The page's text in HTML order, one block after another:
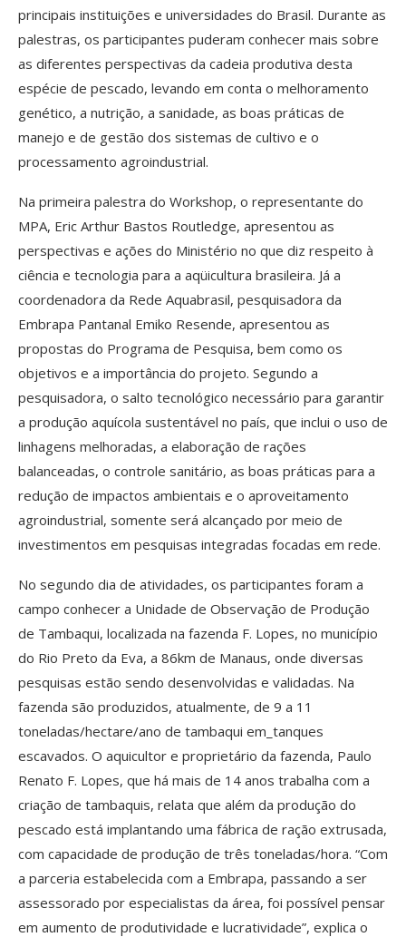
principais instituições e universidades do Brasil. Durante as
palestras, os participantes puderam conhecer mais sobre
as diferentes perspectivas da cadeia produtiva desta
espécie de pescado, levando em conta o melhoramento
genético, a nutrição, a sanidade, as boas práticas de
manejo e de gestão dos sistemas de cultivo e o
processamento agroindustrial.
Na primeira palestra do Workshop, o representante do
MPA, Eric Arthur Bastos Routledge, apresentou as
perspectivas e ações do Ministério no que diz respeito à
ciência e tecnologia para a aqüicultura brasileira. Já a
coordenadora da Rede Aquabrasil, pesquisadora da
Embrapa Pantanal Emiko Resende, apresentou as
propostas do Programa de Pesquisa, bem como os
objetivos e a importância do projeto. Segundo a
pesquisadora, o salto tecnológico necessário para garantir
a produção aquícola sustentável no país, que inclui o uso de
linhagens melhoradas, a elaboração de rações
balanceadas, o controle sanitário, as boas práticas para a
redução de impactos ambientais e o aproveitamento
agroindustrial, somente será alcançado por meio de
investimentos em pesquisas integradas focadas em rede.
No segundo dia de atividades, os participantes foram a
campo conhecer a Unidade de Observação de Produção
de Tambaqui, localizada na fazenda F. Lopes, no município
do Rio Preto da Eva, a 86km de Manaus, onde diversas
pesquisas estão sendo desenvolvidas e validadas. Na
fazenda são produzidos, atualmente, de 9 a 11
toneladas/hectare/ano de tambaqui em_tanques
escavados. O aquicultor e proprietário da fazenda, Paulo
Renato F. Lopes, que há mais de 14 anos trabalha com a
criação de tambaquis, relata que além da produção do
pescado está implantando uma fábrica de ração extrusada,
com capacidade de produção de três toneladas/hora. “Com
a parceria estabelecida com a Embrapa, passando a ser
assessorado por especialistas da área, foi possível pensar
em aumento de produtividade e lucratividade”, explica o